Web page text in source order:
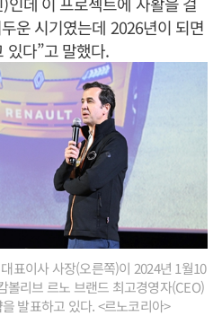
운 시기였는데 2026년이 되면
있다”고 말했다.
표이사 사장(오른쪽)이 2024년 1월10
볼리브 르노 브랜드 최고경영자(CEO)
발표하고 있다. <르노코리아>